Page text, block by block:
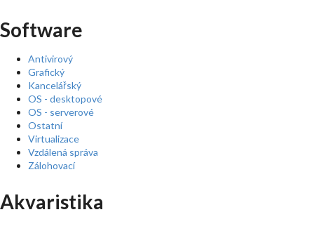
Software
Antivirový
Grafický
Kancelářský
OS - desktopové
OS - serverové
Ostatní
Virtualizace
Vzdálená správa
Zálohovací
Akvaristika